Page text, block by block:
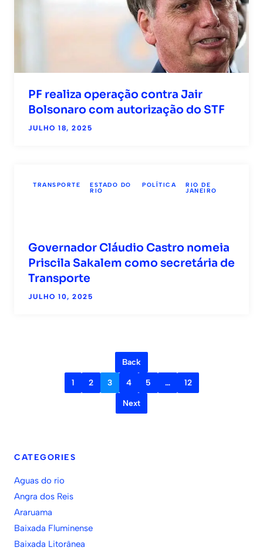
PF realiza operação contra Jair
Bolsonaro com autorização do STF
JULHO 18, 2025
TRANSPORTE ESTADO DO
RIO
POLÍTICA RIO DE
JANEIRO
Governador Cláudio Castro nomeia
Priscila Sakalem como secretária de
Transporte
JULHO 10, 2025
Back
1 2 3 4 5 … 12
Next
CATEGORIES
Aguas do rio
Angra dos Reis
Araruama
Baixada Fluminense
Baixada Litorânea